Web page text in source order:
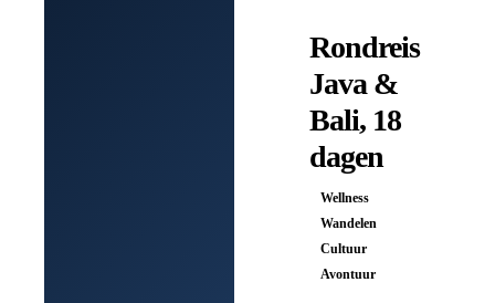
Rondreis
Java &
Bali, 18
dagen
Wellness
Wandelen
Cultuur
Avontuur